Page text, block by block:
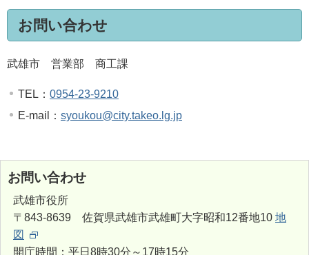
お問い合わせ
武雄市 営業部 商工課
TEL： 0954-23-9210
E-mail： syoukou@city.takeo.lg.jp
お問い合わせ
武雄市役所
〒843-8639 佐賀県武雄市武雄町大字昭和12番地10 地
図
開庁時間：平日8時30分～17時15分